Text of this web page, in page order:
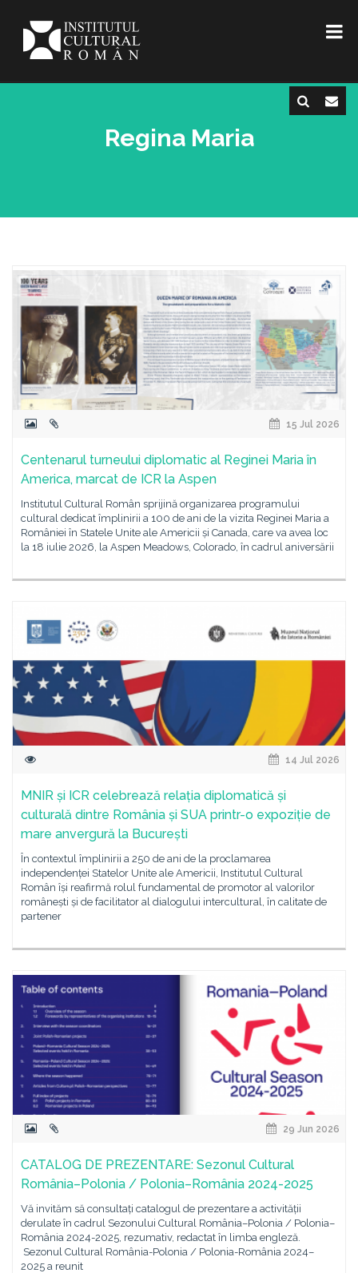
Regina Maria
15 Jul 2026
Centenarul turneului diplomatic al Reginei Maria în
America, marcat de ICR la Aspen
Institutul Cultural Român sprijină organizarea programului
cultural dedicat împlinirii a 100 de ani de la vizita Reginei Maria a
României în Statele Unite ale Americii și Canada, care va avea loc
la 18 iulie 2026, la Aspen Meadows, Colorado, în cadrul aniversării
14 Jul 2026
MNIR și ICR celebrează relația diplomatică și
culturală dintre România și SUA printr-o expoziție de
mare anvergură la București
În contextul împlinirii a 250 de ani de la proclamarea
independenței Statelor Unite ale Americii, Institutul Cultural
Român își reafirmă rolul fundamental de promotor al valorilor
românești și de facilitator al dialogului intercultural, în calitate de
partener
29 Jun 2026
CATALOG DE PREZENTARE: Sezonul Cultural
România–Polonia / Polonia–România 2024-2025
Vă invităm să consultați catalogul de prezentare a activității
derulate în cadrul Sezonului Cultural România–Polonia / Polonia–
România 2024-2025, rezumativ, redactat în limba engleză.
Sezonul Cultural România-Polonia / Polonia-România 2024–
2025 a reunit